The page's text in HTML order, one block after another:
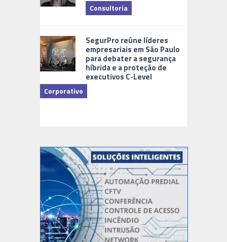
Consultoria
SegurPro reúne líderes
empresariais em São Paulo
para debater a segurança
híbrida e a proteção de
executivos C-Level
Corporativo